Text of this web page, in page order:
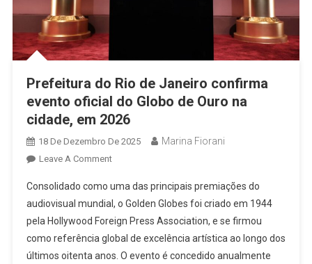
Prefeitura do Rio de Janeiro confirma
evento oficial do Globo de Ouro na
cidade, em 2026
18 De Dezembro De 2025 Marina Fiorani
Leave A CommentOn
Do
Rio
De
Janeiro
Confirma
Consolidado como uma das principais premiações do
audiovisual mundial, o Golden Globes foi criado em 1944
pela Hollywood Foreign Press Association, e se firmou
como referência global de excelência artística ao longo dos
últimos oitenta anos. O evento é concedido anualmente